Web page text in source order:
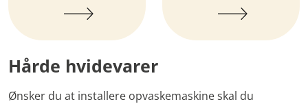
Hårde hvidevarer
Ønsker du at installere opvaskemaskine skal du